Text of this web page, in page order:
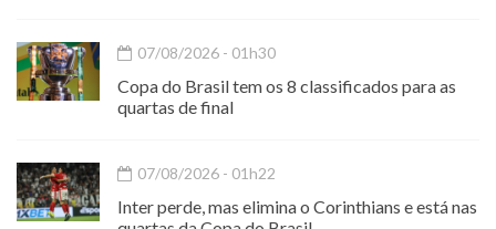
07/08/2026 - 01h30
Copa do Brasil tem os 8 classificados para as
quartas de final
07/08/2026 - 01h22
Inter perde, mas elimina o Corinthians e está nas